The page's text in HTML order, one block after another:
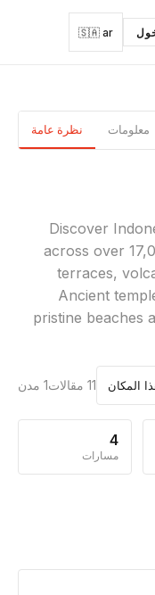
🇸🇦 ar
نظرة عامة معلومات
Discover
across over
terraces,
Ancient
pristine beaches
1 مدن 11 مقالات المكان
4
مسارات